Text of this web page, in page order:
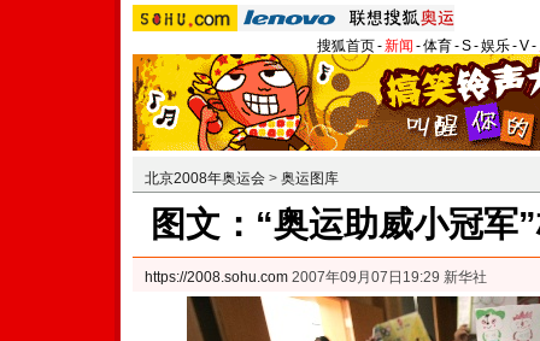
搜狐首页-新闻 -体育-S-娱乐-V-
北京2008年奥运会 > 奥运图库
图文：“奥运助威小冠军
https://2008.sohu.com 2007年09月07日19:29 新华社